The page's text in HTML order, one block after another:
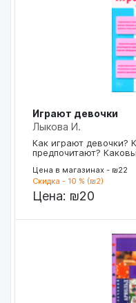
Играют девочки
Лыкова И.
Как играют девочки?
предпочитают?
Цена в магазинах - ₪22
Скидка - 10 % (₪2)
Цена: ₪20